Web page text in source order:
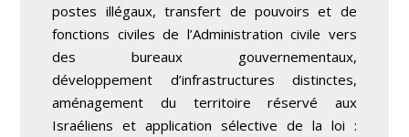
postes illégaux, transfert de pouvoirs et de
fonctions civiles de l’Administration civile vers
des bureaux gouvernementaux,
développement d’infrastructures distinctes,
aménagement du territoire réservé aux
Israéliens et application sélective de la loi :